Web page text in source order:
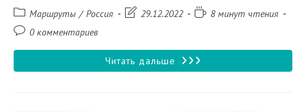
Рубрика
записи:
Маршруты / Россия
Запись29.12.2022
Время8 минут чтения
Комментарии
0 комментариев
Читать дальше Как